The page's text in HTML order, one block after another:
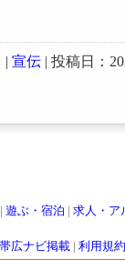
| 宣伝 | 投稿日：
遊ぶ・宿泊 求人・ア
帯広ナビ掲載| 利用規約